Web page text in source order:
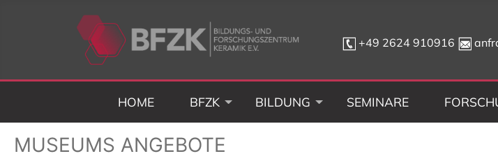
+49 2624 910916
HOME BFZK BILDUNG SEMINARE
MUSEUMS ANGEBOTE